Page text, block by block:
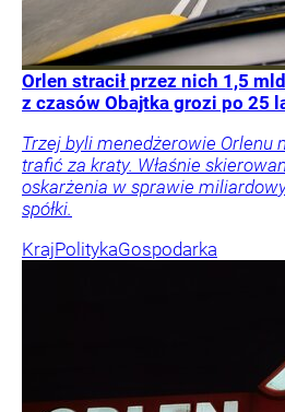
Orlen stracił przez nich 1,5
z czasów Obajtka grozi po 25
Trzej byli menedżerowie Orlenu
trafić za kraty. Właśnie
oskarżenia w sprawie
spółki.
KrajPolitykaGospodarka